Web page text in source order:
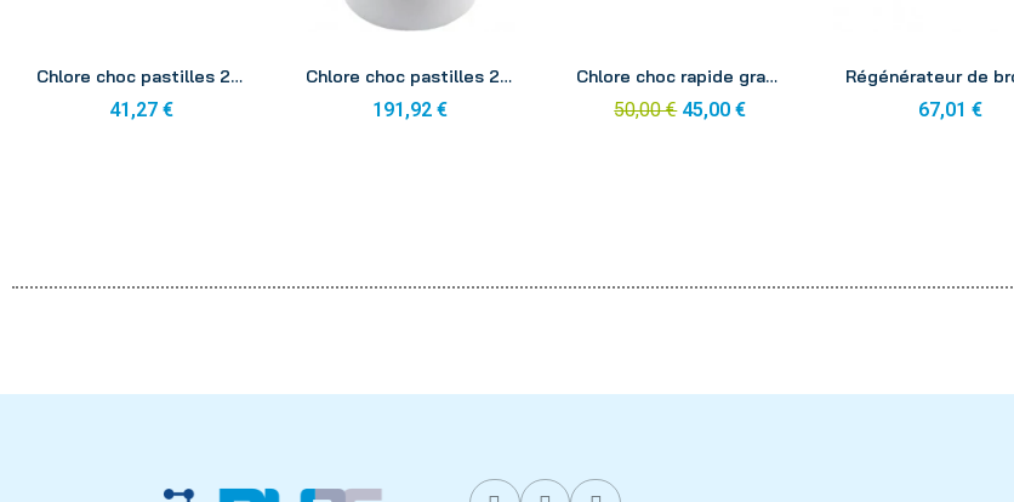
Chlore choc pastilles 20g CTX250 5kg
41,27 €
Chlore choc pastilles 20g CTX 250 25kg
191,92 €
Chlore choc rapide granule 5kg Mareva rapide 60
50,00 € 45,00 € 67,01 €